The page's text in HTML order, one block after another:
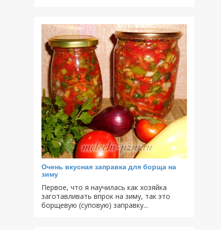
Очень вкусная заправка для борща на
зиму
Первое, что я научилась как хозяйка
заготавливать впрок на зиму, так это
борщевую (суповую) заправку...